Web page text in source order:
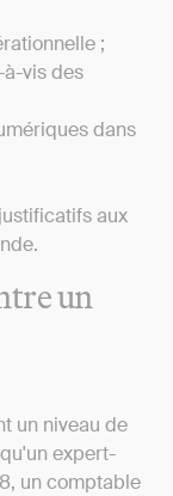
;
vis des
dans
aux
un
un niveau de
expert-
un comptable